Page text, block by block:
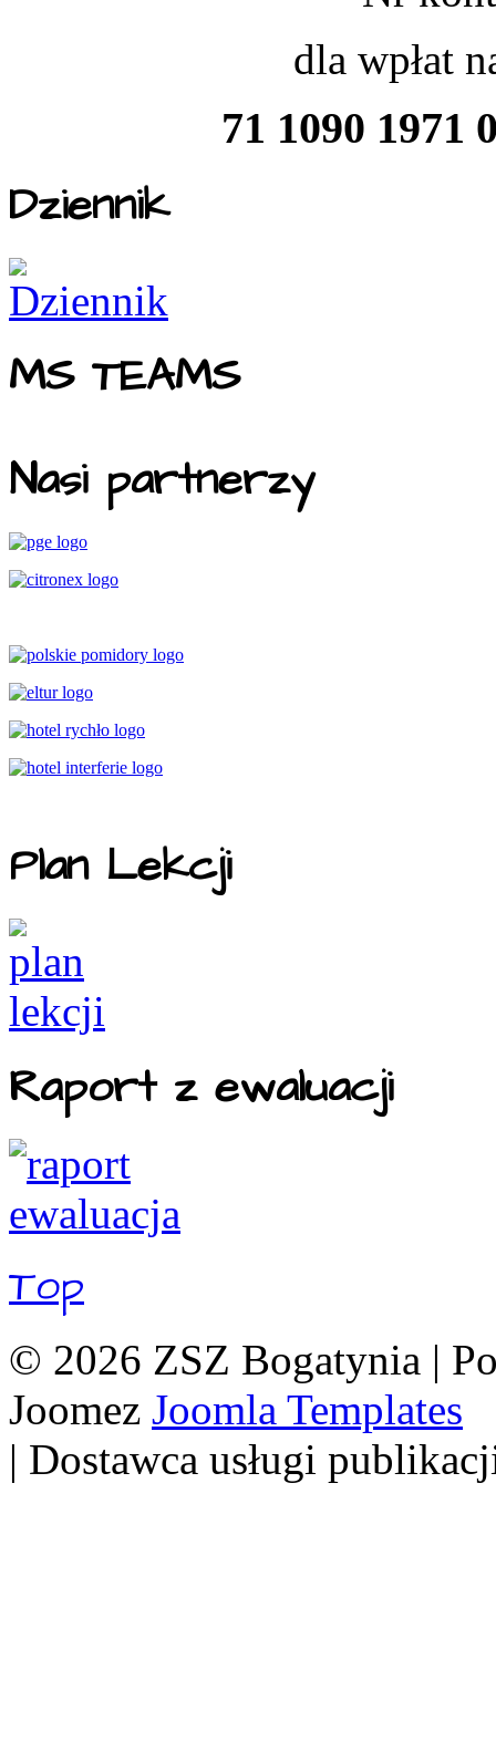
dla wpłat
71 1090 1971
Dziennik
MS TEAMS
Nasi partnerzy
Plan Lekcji
Raport z ewaluacji
Top
© 2026 ZSZ Bogatynia |
Joomez Joomla Templates
| Dostawca usługi